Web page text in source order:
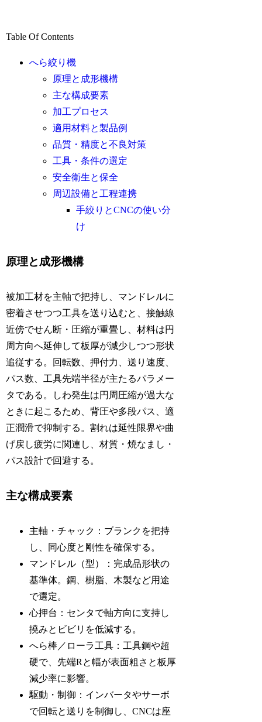
Table Of Contents
へら絞り機
原理と成形機構
主な構成要素
加工プロセス
適用材料と製品例
品質・精度と不良対策
工具・条件の選定
安全衛生と保全
周辺設備と工程連携
手絞りとCNCの使い分
け
原理と成形機構
被加工材を主軸で把持し、マンドレルに
密着させつつ工具を送り込むと、接触線
近傍でせん断・圧縮が重畳し、材料は円
周方向へ延伸して板厚が減少しつつ形状
追従する。回転数、押付力、送り速度、
パス数、工具先端半径が主たるパラメー
タである。しわ発生は円周圧縮が過大な
ときに起こるため、背圧や多段パス、適
正潤滑で抑制する。割れは延性限界や曲
げ戻し疲労に関連し、材質・焼なまし・
パス設計で回避する。
主な構成要素
主軸・チャック：ブランクを把持
し、同心度と剛性を確保する。
マンドレル（型）：完成品形状の
基準体。鋼、樹脂、木製など用途
で選定。
心押台：センタで軸方向に支持し
撓みとビビリを低減する。
へら棒／ローラ工具：工具鋼や超
硬で、先端Rと幅が表面粗さと板厚
減少率に影響。
駆動・制御：インバータやサーボ
で回転と送りを制御し、CNCは座